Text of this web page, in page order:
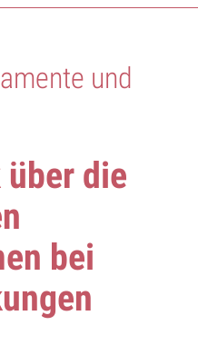
und
die
bei